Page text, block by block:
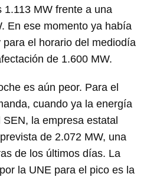
MW frente a una
En ese momento ya había
el horario del mediodía
de 1.600 MW.
es aún peor. Para el
cuando ya la energía
la empresa estatal
de 2.072 MW, una
de los últimos días. La
la UNE para el pico es la